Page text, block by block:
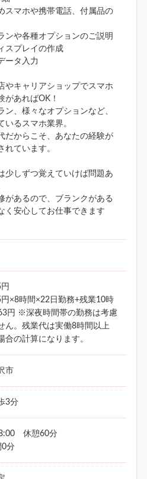
スマホや携帯電話、付属品の
ンや各種オプションのご説明
スプレイの作成
ータ入力
やキャリアショップでスマホ
があればOK！
ン、様々なオプションなど、
いるスマホ業界。
だからこそ、あなたの経験が
れています。
少しずつ覚えていけば問題あ
があるので、ブランクがある
く安心してお仕事できます
×8時間×22日勤務+残業10時
円 ※深夜時間帯の勤務は考慮
ん。残業代は実働8時間以上
合の計算になります。
市
3分
休憩60分
0分